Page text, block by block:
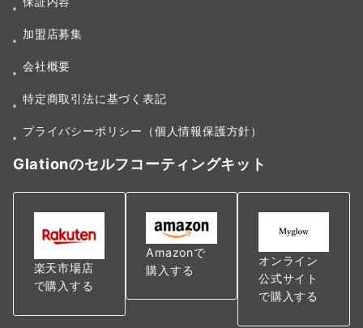
加盟店募集
会社概要
特定商取引法に基づく表記
プライバシーポリシー（個人情報保護方針）
Glationのセルフコーティングキット
楽天市場店
で購入する
Amazonで
購入する
オンライン
公式サイト
で購入する